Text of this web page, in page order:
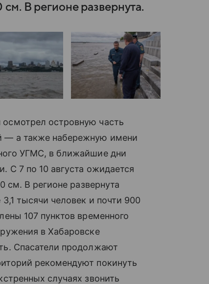
В регионе развернута.
островную часть
— а также набережную имени
УГМС, в ближайшие дни
С 7 по 10 августа ожидается
см. В регионе развернута
тысячи человек и почти 900
107 пунктов временного
в Хабаровске
Спасатели продолжают
рекомендуют покинуть
случаях звонить